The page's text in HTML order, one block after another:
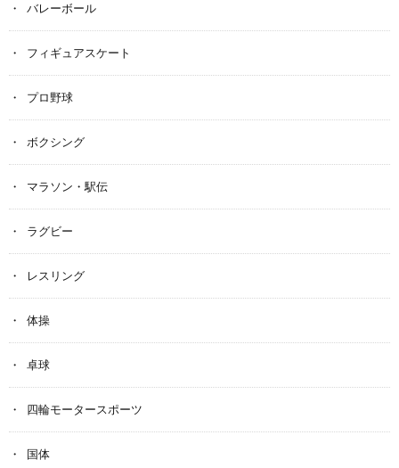
バレーボール
フィギュアスケート
プロ野球
ボクシング
マラソン・駅伝
ラグビー
レスリング
体操
卓球
四輪モータースポーツ
国体